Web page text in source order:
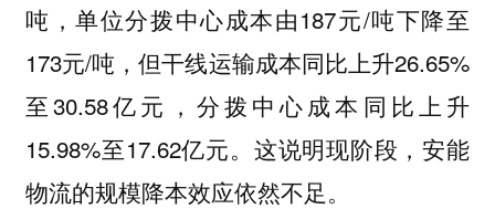
吨，单位分拨中心成本由187元/吨下降至
173元/吨，但干线运输成本同比上升26.65%
至30.58亿元，分拨中心成本同比上升
15.98%至17.62亿元。 这说明现阶段，安能
物流的规模降本效应依然不足。